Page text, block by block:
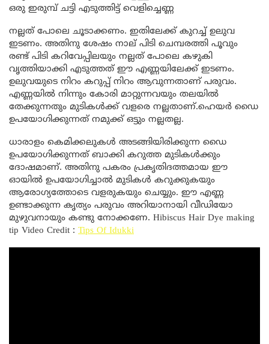
ഒരു ഇരുമ്പ് ചട്ടി എടുത്തിട്ട് വെളിച്ചെണ്ണ
നല്ലത് പോലെ ചൂടാക്കണം. ഇതിലേക്ക് കുറച്ച് ഉലുവ
ഇടണം. അതിനു ശേഷം നാല് പിടി ചെമ്പരത്തി പൂവും
രണ്ട് പിടി കറിവേപ്പിലയും നല്ലത് പോലെ കഴുകി
വൃത്തിയാക്കി എടുത്തത് ഈ എണ്ണയിലേക്ക് ഇടണം.
ഉലുവയുടെ നിറം കറുപ്പ് നിറം ആവുന്നതാണ് പരുവം.
എണ്ണയിൽ നിന്നും കോരി മാറ്റുന്നവയും തലയിൽ
തേക്കുന്നതും മുടികൾക്ക് വളരെ നല്ലതാണ്.ഹെയർ ഡൈ
ഉപയോഗിക്കുന്നത് നമുക്ക് ഒട്ടും നല്ലതല്ല.
ധാരാളം കെമിക്കലുകൾ അടങ്ങിയിരിക്കുന്ന ഡൈ
ഉപയോഗിക്കുന്നത് ബാക്കി കറുത്ത മുടികൾക്കും
ദോഷമാണ്. അതിനു പകരം പ്രകൃതിദത്തമായ ഈ
ഓയിൽ ഉപയോഗിച്ചാൽ മുടികൾ കറുക്കുകയും
ആരോഗ്യത്തോടെ വളരുകയും ചെയ്യും. ഈ എണ്ണ
ഉണ്ടാക്കുന്ന കൃത്യം പരുവം അറിയാനായി വീഡിയോ
മുഴുവനായും കണ്ടു നോക്കണേ. Hibiscus Hair Dye making
tip Video Credit : Tips Of Idukki